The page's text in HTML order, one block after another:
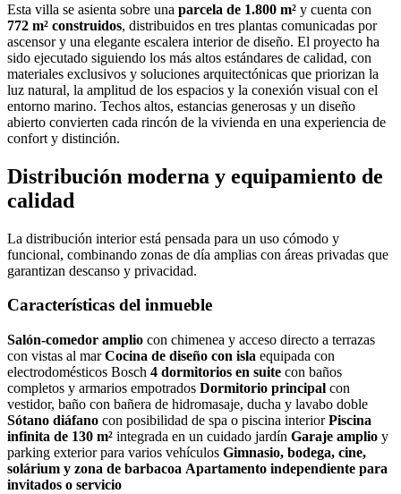
Esta villa se asienta sobre una parcela de 1.800 m² y cuenta con
772 m² construidos, distribuidos en tres plantas comunicadas por
ascensor y una elegante escalera interior de diseño. El proyecto ha
sido ejecutado siguiendo los más altos estándares de calidad, con
materiales exclusivos y soluciones arquitectónicas que priorizan la
luz natural, la amplitud de los espacios y la conexión visual con el
entorno marino. Techos altos, estancias generosas y un diseño
abierto convierten cada rincón de la vivienda en una experiencia de
confort y distinción.
Distribución moderna y equipamiento de
calidad
La distribución interior está pensada para un uso cómodo y
funcional, combinando zonas de día amplias con áreas privadas que
garantizan descanso y privacidad.
Características del inmueble
Salón-comedor amplio con chimenea y acceso directo a terrazas
con vistas al marCocina de diseño con isla equipada con
electrodomésticos Bosch 4 dormitorios en suite con baños
completos y armarios empotrados Dormitorio principal con
vestidor, baño con bañera de hidromasaje, ducha y lavabo doble
Sótano diáfano con posibilidad de spa o piscina interiorPiscina
infinita de 130 m² integrada en un cuidado jardín Garaje amplio y
parking exterior para varios vehículos Gimnasio, bodega, cine,
solárium y zona de barbacoa Apartamento independiente para
invitados o servicio